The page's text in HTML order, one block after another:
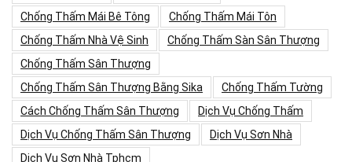
Chống Thấm Mái Bê Tông
Chống Thấm Mái Tôn
Chống Thấm Nhà Vệ Sinh
Chống Thấm Sàn Sân Thượng
Chống Thấm Sân Thượng
Chống Thấm Sân Thượng Bằng Sika
Chống Thấm Tường
Cách Chống Thấm Sân Thượng
Dịch Vụ Chống Thấm
Dịch Vụ Chống Thấm Sân Thượng
Dịch Vụ Sơn Nhà
Dịch Vụ Sơn Nhà Tphcm